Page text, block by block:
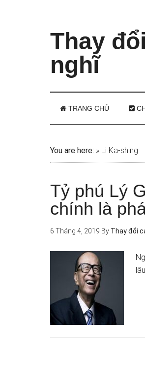
Thay
nghĩ
TRANG CHỦ
You are here: » Li Ka-shing
Tỷ phú Lý
chính là
6 Tháng 4, 2019 By Thay đổi